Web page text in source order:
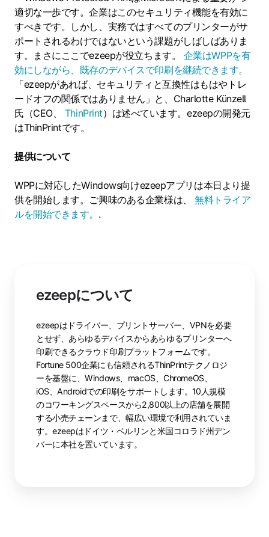
適切な一歩です。企業はこのセキュリティ機能を有効に
すべきです。しかし、実務ではすべてのプリンターがサ
ポートされるわけではないという課題がしばしばありま
す。まさにここでezeepが役立ちます。 企業はWPPを有
効にしながら、既存のデバイスで印刷を継続できます。
「ezeepがあれば、セキュリティと互換性はもはやトレ
ードオフの関係ではありません」と、Charlotte Künzell
氏（CEO、 ThinPrint）は述べています。ezeepの開発元
はThinPrintです。
提供について
WPPに対応したWindows向けezeepアプリは本日より提
供を開始します。ご興味のある企業様は、無料トライア
ルを開始できます。 .
ezeepについて
ezeepはドライバー、プリントサーバー、VPNを必要
とせず、あらゆるデバイスからあらゆるプリンターへ
印刷できるクラウド印刷プラットフォームです。
Fortune 500企業にも信頼されるThinPrintテクノロジ
ーを基盤に、Windows、macOS、ChromeOS、
iOS、Androidでの印刷をサポートします。10人規模
のコワーキングスペースから2,800以上の店舗を展開
する小売チェーンまで、幅広い環境で利用されていま
す。ezeepはドイツ・ベルリンと米国コロラド州デン
バーに本社を置いています。